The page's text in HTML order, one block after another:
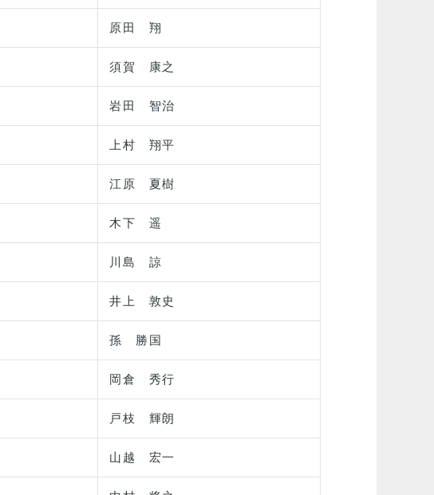
原田 翔
須賀 康之
岩田 智治
上村 翔平
江原 夏樹
木下 遥
川島 諒
井上 敦史
孫 勝国
岡倉 秀行
戸枝 輝朗
山越 宏一